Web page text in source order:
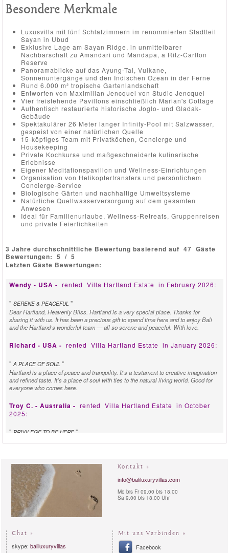
Besondere Merkmale
Luxusvilla mit fünf Schlafzimmern im renommierten Stadtteil
Sayan in Ubud
Exklusive Lage am Sayan Ridge, in unmittelbarer
Nachbarschaft zu Amandari und Mandapa, a Ritz-Carlton
Reserve
Panoramablicke auf das Ayung-Tal, Vulkane,
Sonnenuntergänge und den Indischen Ozean in der Ferne
Rund 6.000 m² tropische Gartenlandschaft
Entworfen von Maximilian Jencquel von Studio Jencquel
Vier freistehende Pavillons einschließlich Marian's Cottage
Authentisch restaurierte historische Joglo- und Gladak-
Gebäude
Spektakulärer 26 Meter langer Infinity-Pool mit Salzwasser,
gespeist von einer natürlichen Quelle
15-köpfiges Team mit Privatköchen, Concierge und
Housekeeping
Private Kochkurse und maßgeschneiderte kulinarische
Erlebnisse
Eigener Meditationspavillon und Wellness-Einrichtungen
Organisation von Helikoptertransfers und persönlichem
Concierge-Service
Biologische Gärten und nachhaltige Umweltsysteme
Natürliche Quellwasserversorgung auf dem gesamten
Anwesen
Ideal für Familienurlaube, Wellness-Retreats, Gruppenreisen
und private Feierlichkeiten
3 Jahre durchschnittliche Bewertung basierend auf 47 Gäste
Bewertungen: 5 / 5
Letzten Gäste Bewertungen:
Wendy - USA - rented Villa Hartland Estate in February 2026:
" SERENE & PEACEFUL "
Dear Hartland, Heavenly Bliss. Hartland is a very special place. Thanks for
sharing it with us. It has been a precious gift to spend time here and to enjoy Bali
and the Hartland’s wonderful team — all so serene and peaceful. With love.
Richard - USA - rented Villa Hartland Estate in January 2026:
" A PLACE OF SOUL "
Hartland is a place of peace and tranquility. It’s a testament to creative imagination
and refined taste. It’s a place of soul with ties to the natural living world. Good for
everyone who comes here.
Troy C. - Australia - rented Villa Hartland Estate in October
2025:
" PRIVILEGE TO BE HERE "
Daniel C Family & Friends - United Kingdom -
Hartland Estate
in September 2025:
WE LOVE THIS PLACE
Matur Suksma. This is a beautiful place. Everything. Bagus. The Food. The View.
The Rooms, The Pool The People. We love this place and will miss it. (This was
rented
August 2025:
Kontakt »
info@baliluxuryvillas.com
Mo bis Fr 09.00 bis 18.00
Sa 9.00 bis 18.00 Uhr
Chat »
skype: baliluxuryvillas
Mit uns Verbinden »
Facebook